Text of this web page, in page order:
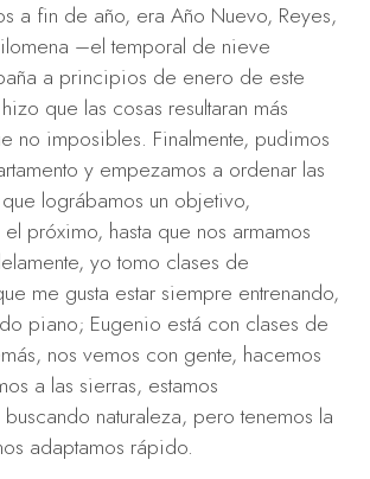
a fin de año, era Año Nuevo, Reyes,
–el temporal de nieve
a principios de enero de este
que las cosas resultaran más
no imposibles. Finalmente, pudimos
y empezamos a ordenar las
lográbamos un objetivo,
próximo, hasta que nos armamos
yo tomo clases de
me gusta estar siempre entrenando,
piano; Eugenio está con clases de
nos vemos con gente, hacemos
a las sierras, estamos
buscando naturaleza, pero tenemos la
adaptamos rápido.